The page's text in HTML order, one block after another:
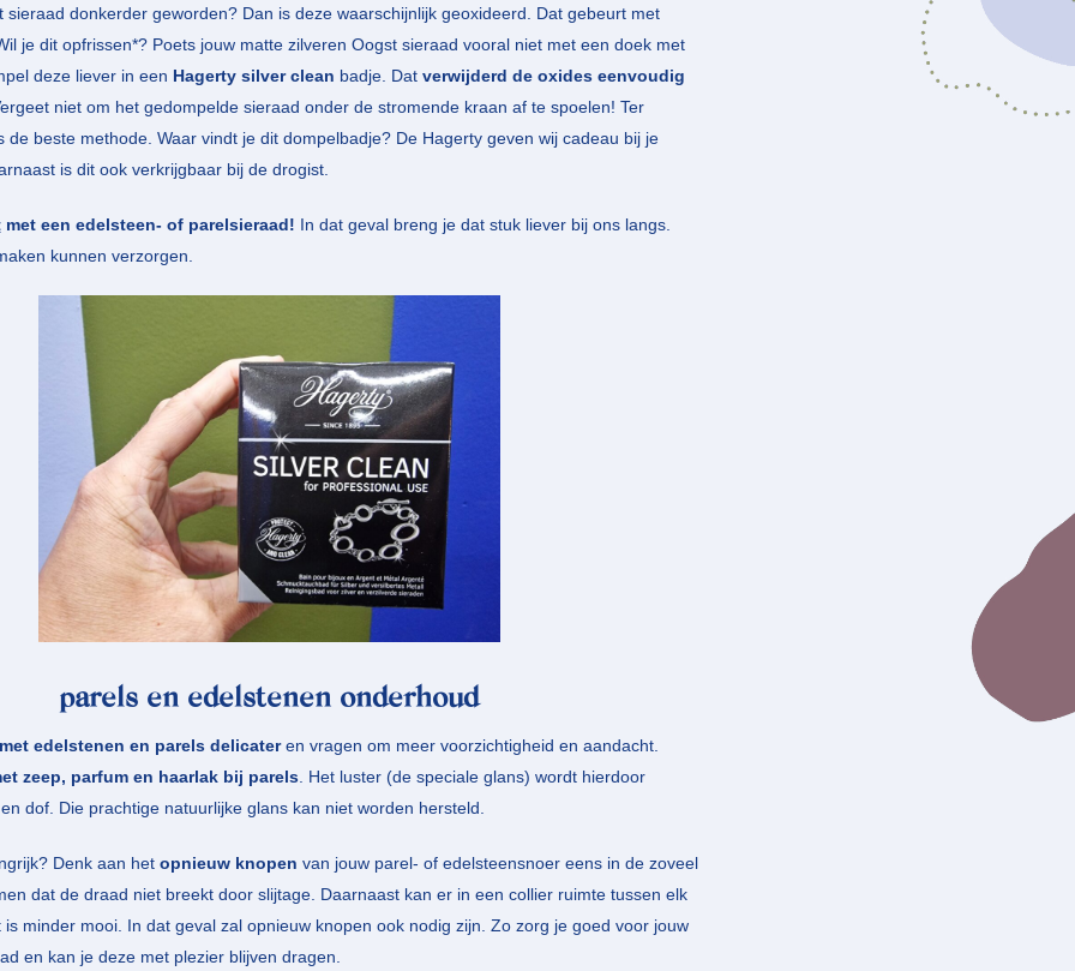
sieraad donkerder geworden? Dan is deze waarschijnlijk geoxideerd. Dat gebeurt met
je dit opfrissen*? Poets jouw matte zilveren Oogst sieraad vooral niet met een doek met
deze liever in een Hagerty silver clean badje. Dat verwijderd de oxides eenvoudig
niet om het gedompelde sieraad onder de stromende kraan af te spoelen! Ter
de beste methode. Waar vindt je dit dompelbadje? De Hagerty geven wij cadeau bij je
is dit ook verkrijgbaar bij de drogist.
met een edelsteen- of parelsieraad! In dat geval breng je dat stuk liever bij ons langs.
kunnen verzorgen.
parels en edelstenen onderhoud
edelstenen en parels delicateren vragen om meer voorzichtigheid en aandacht.
zeep, parfum en haarlak bij parels. Het luster (de speciale glans) wordt hierdoor
dof. Die prachtige natuurlijke glans kan niet worden hersteld.
Denk aan het opnieuw knopen van jouw parel- of edelsteensnoer eens in de zoveel
dat de draad niet breekt door slijtage. Daarnaast kan er in een collier ruimte tussen elk
minder mooi. In dat geval zal opnieuw knopen ook nodig zijn. Zo zorg je goed voor jouw
en kan je deze met plezier blijven dragen.